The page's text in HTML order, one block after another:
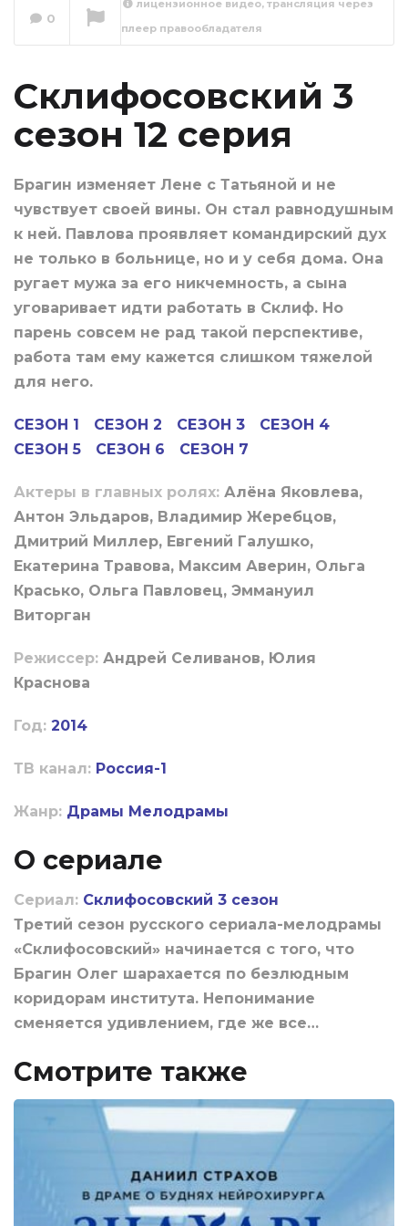
Склифосовский 3
0
лицензионное видео, трансляция через
плеер правообладателя
Склифосовский 3
сезон 12 серия
Брагин изменяет Лене с Татьяной и не
чувствует своей вины. Он стал равнодушным
к ней. Павлова проявляет командирский дух
не только в больнице, но и у себя дома. Она
ругает мужа за его никчемность, а сына
уговаривает идти работать в Склиф. Но
парень совсем не рад такой перспективе,
работа там ему кажется слишком тяжелой
для него.
СЕЗОН 1 СЕЗОН 2 СЕЗОН 3
СЕЗОН 4
СЕЗОН 5
СЕЗОН 6 СЕЗОН 7
Актеры в главных ролях: Алёна Яковлева,
Антон Эльдаров, Владимир Жеребцов,
Дмитрий Миллер, Евгений Галушко,
Екатерина Травова, Максим Аверин, Ольга
Красько, Ольга Павловец, Эммануил
Виторган
Режиссер: Андрей Селиванов, Юлия
Краснова
Год: 2014
ТВ канал: Россия-1
Жанр: Драмы Мелодрамы
О сериале
Сериал: Склифосовский 3 сезон
Третий сезон русского сериала-мелодрамы
«Склифосовский» начинается с того, что
Брагин Олег шарахается по безлюдным
коридорам института. Непонимание
сменяется удивлением, где же все…
Смотрите также